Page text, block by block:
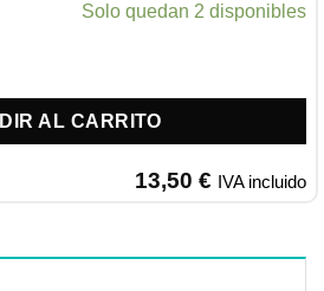
Solo quedan 2 disponibles
BAG cantidad
AL CARRITO
13,50 € IVA incluido